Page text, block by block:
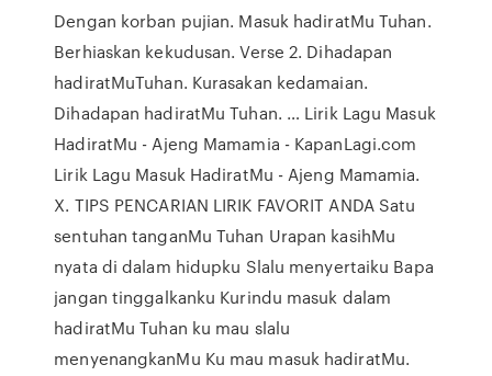
Dengan korban pujian. Masuk hadiratMu Tuhan.
Berhiaskan kekudusan. Verse 2. Dihadapan
hadiratMuTuhan. Kurasakan kedamaian.
Dihadapan hadiratMu Tuhan. … Lirik Lagu Masuk
HadiratMu - Ajeng Mamamia - KapanLagi.com
Lirik Lagu Masuk HadiratMu - Ajeng Mamamia.
X. TIPS PENCARIAN LIRIK FAVORIT ANDA Satu
sentuhan tanganMu Tuhan Urapan kasihMu
nyata di dalam hidupku Slalu menyertaiku Bapa
jangan tinggalkanku Kurindu masuk dalam
hadiratMu Tuhan ku mau slalu
menyenangkanMu Ku mau masuk hadiratMu.